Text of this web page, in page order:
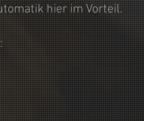
hier im Vorteil.
: